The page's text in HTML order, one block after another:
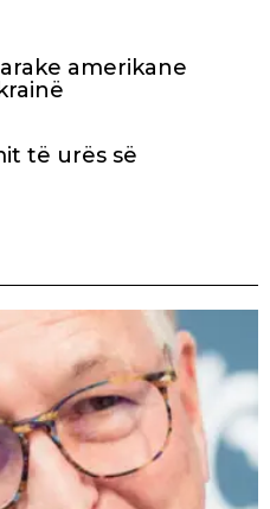
amerikane
të urës së